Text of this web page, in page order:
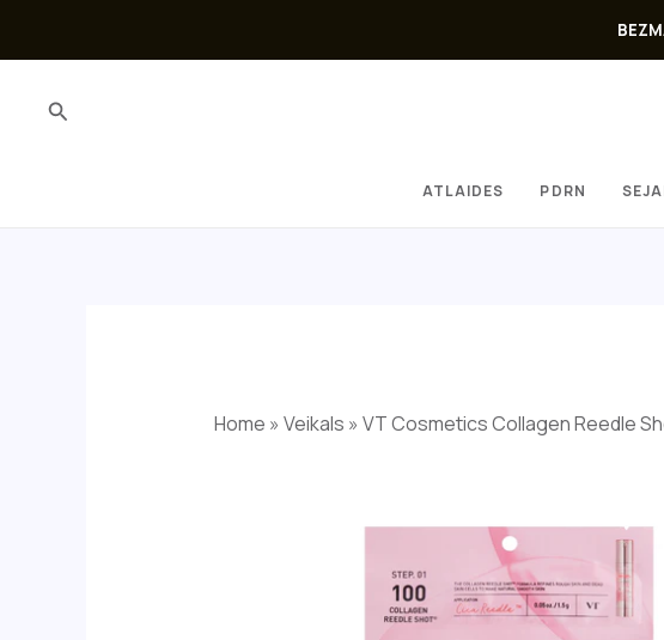
Search
ATLAIDES PDRN
Home » Veikals » VT Cosmetics Collagen Reedle